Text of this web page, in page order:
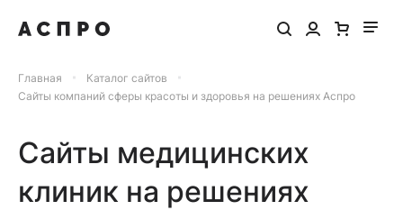
Главная
Каталог сайтов
Сайты компаний сферы красоты и здоровья на решениях Аспро
Сайты медицинских
клиник на решениях